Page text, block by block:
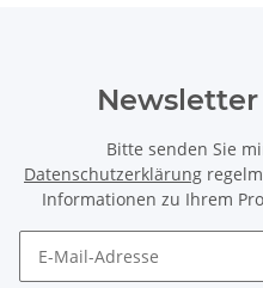
Bitte senden Sie
Datenschutzerklärung
Informationen zu Ihrem